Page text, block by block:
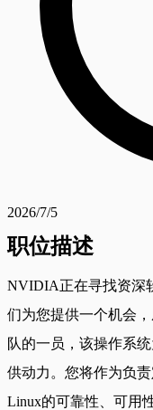
2026/7/5
职位描述
NVIDIA正在寻找资深
们为您提供一个机会
队的一员，该操作系
供动力。您将作为负
Linux的可靠性、可用